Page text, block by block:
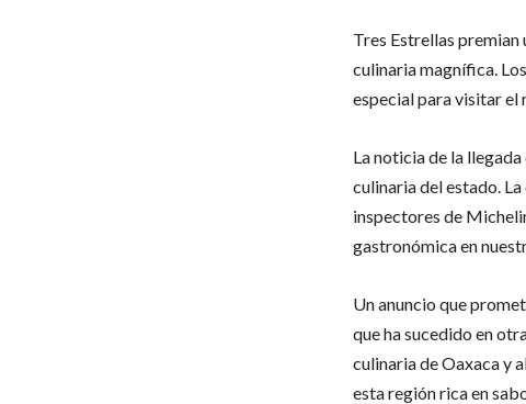
Tres Estrellas premian
culinaria magnífica.
especial para visitar el
La noticia de la
culinaria del estado.
inspectores de
gastronómica en
Un anuncio que
que ha sucedido en
culinaria de Oaxaca y
esta región rica en